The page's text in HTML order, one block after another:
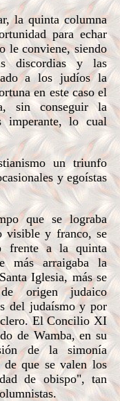
la quinta columna
para echar
le conviene, siendo
discordias y las
a los judíos la
en este caso el
sin conseguir la
imperante, lo cual
un triunfo
y egoístas
que se lograba
visible y franco, se
frente a la quinta
más arraigaba la
Iglesia, más se
origen judaico
del judaísmo y por
clero. El Concilio XI
de Wamba, en su
de la simonía
que se valen los
de obispo", tan